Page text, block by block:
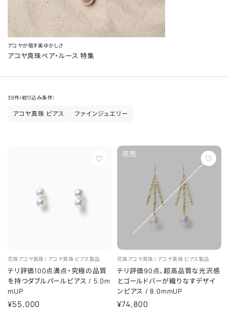
アコヤが宿す奥ゆかしさ
アコヤ真珠ペア・ルース 特集
39件/絞り込み条件：
アコヤ真珠 ピアス ファインジュエリー
花珠アコヤ真珠 | アコヤ真珠 ピアス製品
テリ評価100点満点・究極の品質
を持つダブルパールピアス / 5.0m
mUP
¥55,000
花珠アコヤ真珠 | アコヤ真珠 ピアス製品
テリ評価90点、超高品質な光沢感
とゴールドバーが織りなすデザイ
ンピアス /8.0mmUP
¥74,800
完売